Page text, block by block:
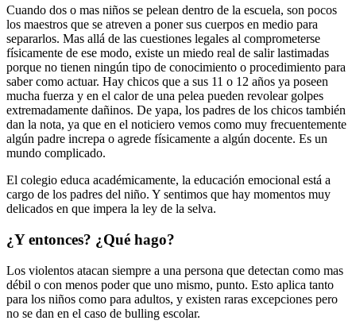
Cuando dos o mas niños se pelean dentro de la escuela, son pocos
los maestros que se atreven a poner sus cuerpos en medio para
separarlos. Mas allá de las cuestiones legales al comprometerse
físicamente de ese modo, existe un miedo real de salir lastimadas
porque no tienen ningún tipo de conocimiento o procedimiento para
saber como actuar. Hay chicos que a sus 11 o 12 años ya poseen
mucha fuerza y en el calor de una pelea pueden revolear golpes
extremadamente dañinos. De yapa, los padres de los chicos también
dan la nota, ya que en el noticiero vemos como muy frecuentemente
algún padre increpa o agrede físicamente a algún docente. Es un
mundo complicado.
El colegio educa académicamente, la educación emocional está a
cargo de los padres del niño. Y sentimos que hay momentos muy
delicados en que impera la ley de la selva.
¿Y entonces? ¿Qué hago?
Los violentos atacan siempre a una persona que detectan como mas
débil o con menos poder que uno mismo, punto. Esto aplica tanto
para los niños como para adultos, y existen raras excepciones pero
no se dan en el caso de bulling escolar.